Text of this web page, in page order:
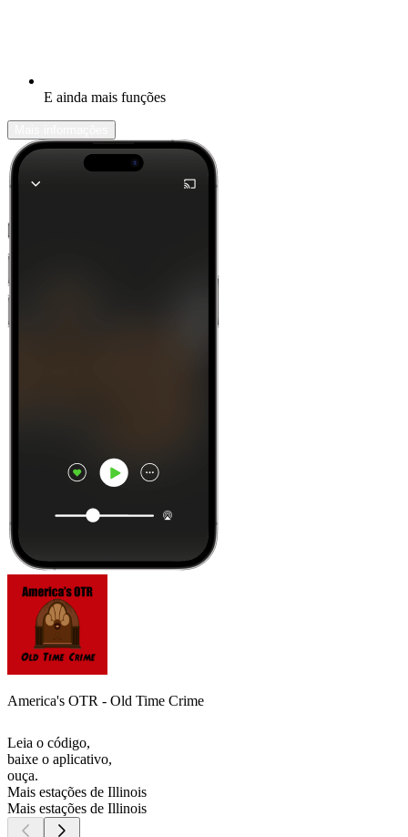
E ainda mais funções
America's OTR - Old Time Crime
Leia o código,
baixe o aplicativo,
ouça.
Mais estações de Illinois
Mais estações de Illinois